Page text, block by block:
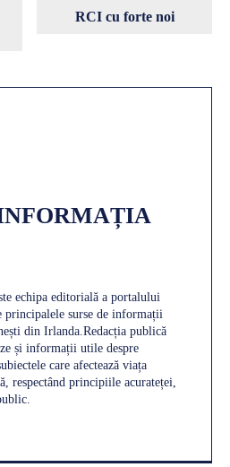
RCI cu forte noi
echipa editorială a portalului
surse de informații
din Irlanda.Redacția publică
și informații utile despre
care afectează viața
respectând principiile acurateței,